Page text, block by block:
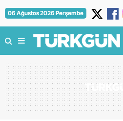
06 Ağustos 2026 Perşembe